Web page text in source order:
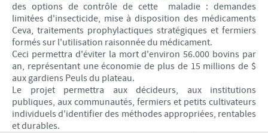
des options de contrôle de cette maladie : demandes
limitées d'insecticide, mise à disposition des médicaments
Ceva, traitements prophylactiques stratégiques et fermiers
formés sur l'utilisation raisonnée du médicament.
Ceci permettra d'éviter la mort d'environ 56.000 bovins par
an, représentant une économie de plus de 15 millions de $
aux gardiens Peuls du plateau.
Le projet permettra aux décideurs, aux institutions
publiques, aux communautés, fermiers et petits cultivateurs
individuels d'identifier des méthodes appropriées, rentables
et durables.